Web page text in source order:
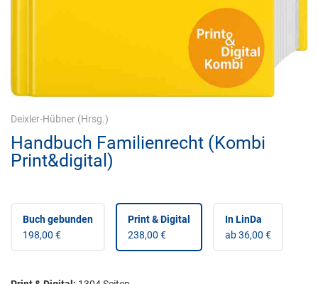
Deixler-Hübner (Hrsg.)
Handbuch Familienrecht (Kombi
Print&digital)
Buch gebunden
198,00 €
Print & Digital
238,00 €
In LinDa
ab 36,00 €